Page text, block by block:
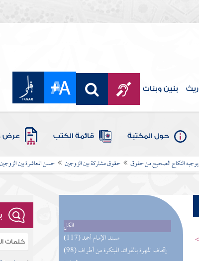
بنين وبنات
حول المكتبة قائمة الكتب عرض
يوجبه النكاح الصحيح من حقوق حقوق مشتركة بين الزوجين حسن المعاشرة بين الزوجين
الكل
(117) مسند الإمام أحمد
(98) إتحاف المهرة بالفوائد المبتكرة من أطراف